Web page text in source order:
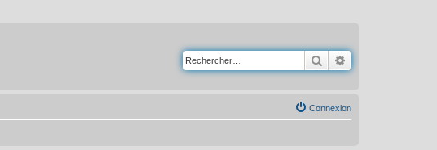
Rechercher
Connexion